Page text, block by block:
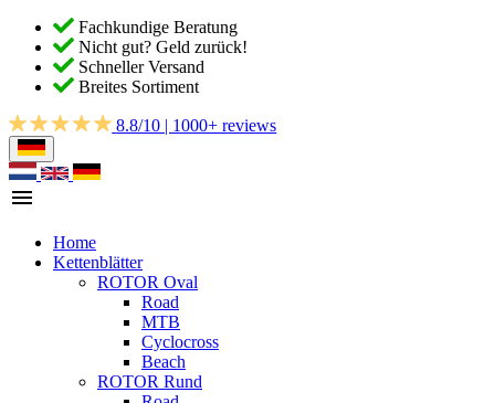
Fachkundige Beratung
Nicht gut? Geld zurück!
Schneller Versand
Breites Sortiment
8.8/10 | 1000+ reviews
Home
Kettenblätter
ROTOR Oval
Road
MTB
Cyclocross
Beach
ROTOR Rund